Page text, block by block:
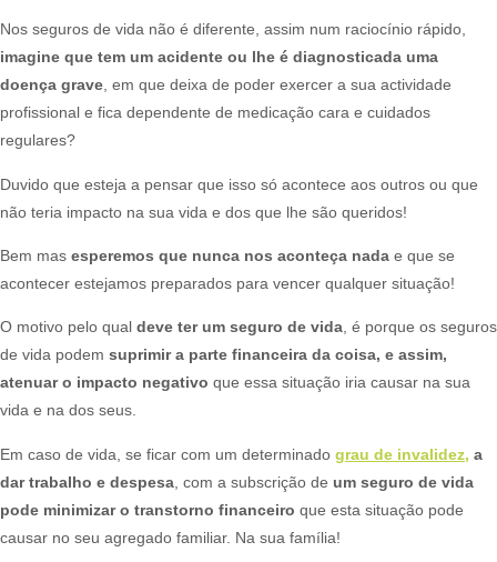
Nos seguros de vida não é diferente, assim num raciocínio rápido,
imagine que tem um acidente ou lhe é diagnosticada uma
doença grave , em que deixa de poder exercer a sua actividade
profissional e fica dependente de medicação cara e cuidados
regulares?​
Duvido que esteja a pensar que isso só acontece aos outros ou que
não teria impacto na sua vida e dos que lhe são queridos!​
Bem mas esperemos que nunca nos aconteça nada e que se
acontecer estejamos preparados para vencer qualquer situação!​
O motivo pelo qual deve ter um seguro de vida, é porque os seguros
de vida podem suprimir a parte financeira da coisa, e assim,
atenuar o impacto negativo que essa situação iria causar na sua
vida e na dos seus.​
Em caso de vida, se ficar com um determinado grau de invalidez, a
dar trabalho e despesa , com a subscrição de um seguro de vida
pode minimizar o transtorno financeiro que esta situação pode
causar no seu agregado familiar. Na sua família!​